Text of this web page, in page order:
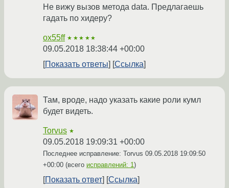
Не вижу вызов метода data. Предлагаешь
гадать по хидеру?
ox55ff ★★★★★
09.05.2018 18:38:44 +00:00
Показать ответы
Ссылка
Там, вроде, надо указать какие роли кумл
будет видеть.
Torvus ★
09.05.2018 19:09:31 +00:00
Последнее исправление: Torvus 09.05.2018 19:09:50
+00:00 (всего исправлений: 1)
Показать ответ Ссылка